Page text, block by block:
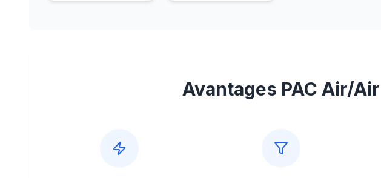
Avantages PAC Air/Air